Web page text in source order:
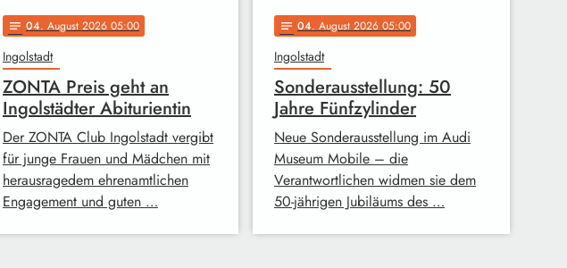
notes 04. August 2026 05:00
Ingolstadt
ZONTA Preis geht an
Ingolstädter Abiturientin
Der ZONTA Club Ingolstadt vergibt
für junge Frauen und Mädchen mit
herausragedem ehrenamtlichen
Engagement und guten …
notes 04. August 2026 05:00
Ingolstadt
Sonderausstellung: 50
Jahre Fünfzylinder
Neue Sonderausstellung im Audi
Museum Mobile – die
Verantwortlichen widmen sie dem
50-jährigen Jubiläums des …